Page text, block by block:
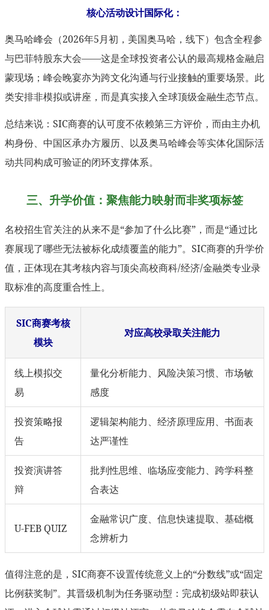
核心活动设计国际化：
奥马哈峰会（2026年5月初，美国奥马哈，线下）包含全程参
与巴菲特股东大会——这是全球投资者公认的最高规格金融启
蒙现场；峰会晚宴亦为跨文化沟通与行业接触的重要场景。此
类安排非模拟或讲座，而是真实接入全球顶级金融生态节点。
总结来说：SIC商赛的认可度不依赖第三方评价，而由主办机
构身份、中国区承办方履历、以及奥马哈峰会等实体化国际活
动共同构成可验证的闭环支撑体系。
三、升学价值：聚焦能力映射而非奖项标签
名校招生官关注的从来不是“参加了什么比赛”，而是“通过比
赛展现了哪些无法被标化成绩覆盖的能力”。SIC商赛的升学价
值，正体现在其考核内容与顶尖高校商科/经济/金融类专业录
取标准的高度重合性上。
SIC商赛考核
模块
对应高校录取关注能力
线上模拟交
易
量化分析能力、风险决策习惯、市场敏
感度
投资策略报
告
逻辑架构能力、经济原理应用、书面表
达严谨性
投资演讲答
辩
批判性思维、临场应变能力、跨学科整
合表达
U-FEB QUIZ
金融常识广度、信息快速提取、基础概
念辨析力
值得注意的是，SIC商赛不设置传统意义上的“分数线”或“固定
比例获奖制”。其晋级机制为任务驱动型：完成初级站即获认